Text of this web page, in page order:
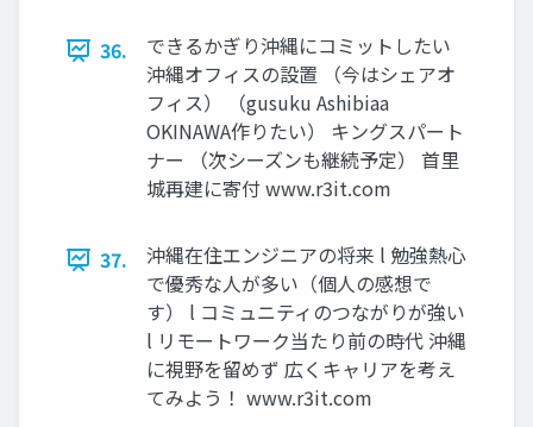
36.
できるかぎり沖縄にコミットしたい
沖縄オフィスの設置 （今はシェアオ
フィス） （gusuku Ashibiaa
OKINAWA作りたい） キングスパート
ナー （次シーズンも継続予定） 首里
城再建に寄付 www.r3it.com
37.
沖縄在住エンジニアの将来 l 勉強熱心
で優秀な人が多い（個人の感想で
す） l コミュニティのつながりが強い
l リモートワーク当たり前の時代 沖縄
に視野を留めず 広くキャリアを考え
てみよう！ www.r3it.com